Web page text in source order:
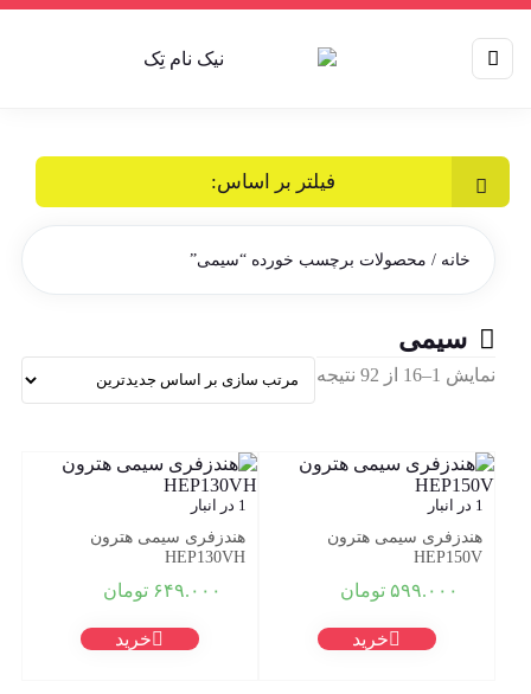
فیلتر بر اساس:
خانه / محصولات برچسب خورده “سیمی”
سیمی
نمایش 1–16 از 92 نتیجه
1 در انبار
هندزفری سیمی هترون
HEP150V
۵۹۹.۰۰۰ تومان
خرید
1 در انبار
هندزفری سیمی هترون
HEP130VH
۶۴۹.۰۰۰ تومان
خرید